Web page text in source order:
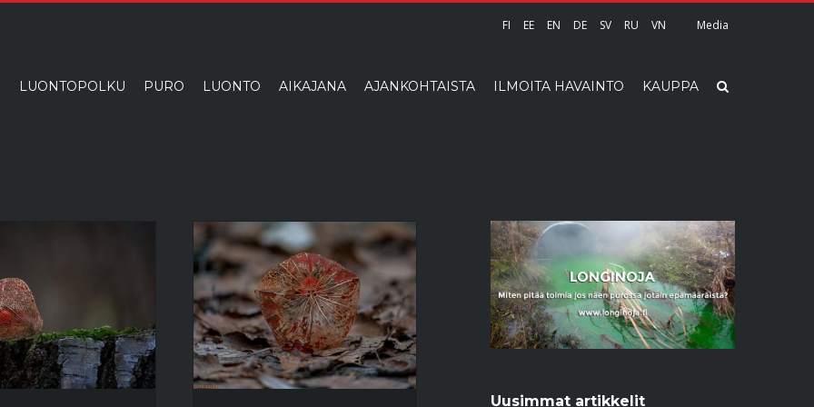
FI EE EN DE SV RU VN Media
LUONTOPOLKU PURO LUONTO AIKAJANA AJANKOHTAISTA ILMOITA HAVAINTO KAUPPA
Uusimmat artikkelit